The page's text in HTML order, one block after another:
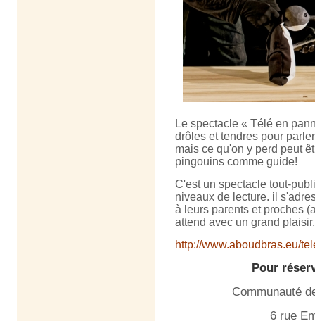
Le spectacle « Télé en
drôles et tendres pour
mais ce qu'on y perd peut
pingouins comme guide!
C'est un spectacle tout-
niveaux de lecture. il
à leurs parents et proches
attend avec un grand
http://www.aboudbras.eu/
Pour
Communauté
6 rue